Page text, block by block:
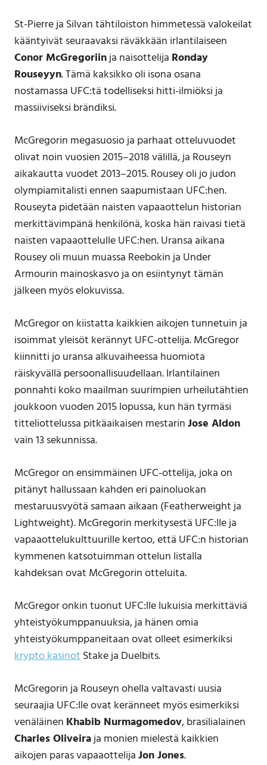
St-Pierre ja Silvan tähtiloiston himmetessä valokeilat
kääntyivät seuraavaksi räväkkään irlantilaiseen
Conor McGregoriinja naisottelija Ronday
Rouseyyn. Tämä kaksikko oli isona osana
nostamassa UFC:tä todelliseksi hitti-ilmiöksi ja
massiiviseksi brändiksi.
McGregorin megasuosio ja parhaat otteluvuodet
olivat noin vuosien 2015–2018 välillä, ja Rouseyn
aikakautta vuodet 2013–2015. Rousey oli jo judon
olympiamitalisti ennen saapumistaan UFC:hen.
Rouseyta pidetään naisten vapaaottelun historian
merkittävimpänä henkilönä, koska hän raivasi tietä
naisten vapaaottelulle UFC:hen. Uransa aikana
Rousey oli muun muassa Reebokin ja Under
Armourin mainoskasvo ja on esiintynyt tämän
jälkeen myös elokuvissa.
McGregor on kiistatta kaikkien aikojen tunnetuin ja
isoimmat yleisöt kerännyt UFC-ottelija. McGregor
kiinnitti jo uransa alkuvaiheessa huomiota
räiskyvällä persoonallisuudellaan. Irlantilainen
ponnahti koko maailman suurimpien urheilutähtien
joukkoon vuoden 2015 lopussa, kun hän tyrmäsi
titteliottelussa pitkäaikaisen mestarinJose Aldon
vain 13 sekunnissa.
McGregor on ensimmäinen UFC-ottelija, joka on
pitänyt hallussaan kahden eri painoluokan
mestaruusvyötä samaan aikaan (Featherweight ja
Lightweight). McGregorin merkitysestä UFC:lle ja
vapaaottelukulttuurille kertoo, että UFC:n historian
kymmenen katsotuimman ottelun listalla
kahdeksan ovat McGregorin otteluita.
McGregor onkin tuonut UFC:lle lukuisia merkittäviä
yhteistyökumppanuuksia, ja hänen omia
yhteistyökumppaneitaan ovat olleet esimerkiksi
krypto kasinotStake ja Duelbits.
McGregorin ja Rouseyn ohella valtavasti uusia
seuraajia UFC:lle ovat keränneet myös esimerkiksi
venäläinen Khabib Nurmagomedov, brasilialainen
Charles Oliveiraja monien mielestä kaikkien
aikojen paras vapaaottelijaJon Jones.